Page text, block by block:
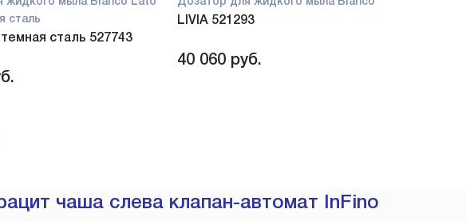
сталь
сталь 527743
LIVIA 521293
40 060 руб.
чаша слева клапан-автомат InFino